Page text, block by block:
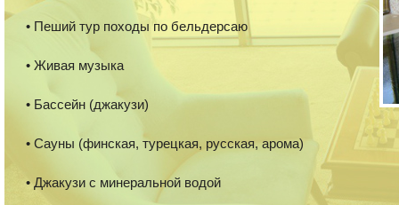
• Пеший тур походы по бельдерсаю
• Живая музыка
• Бассейн (джакузи)
• Сауны (финская, турецкая, русская, арома)
• Джакузи с минеральной водой